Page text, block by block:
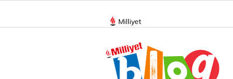
Milliyet